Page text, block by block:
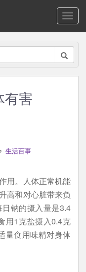
有害
生活百事
用。人体正常机能
高和对心脏带来负
钠的摄入量是3.4
用1克盐摄入0.4克
量食用味精对身体